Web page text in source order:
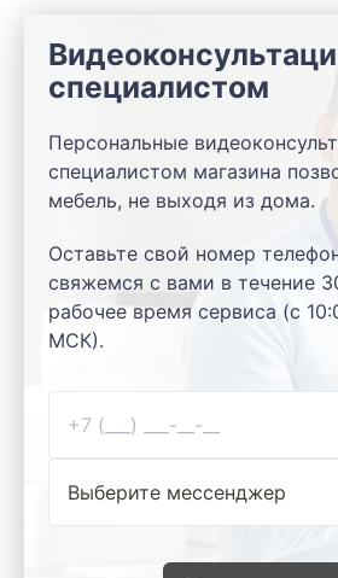
специалистом
Персональные
специалистом магазина
мебель, не выходя из дома.
Оставьте свой номер
свяжемся с вами в течение
рабочее время сервиса (с
МСК).